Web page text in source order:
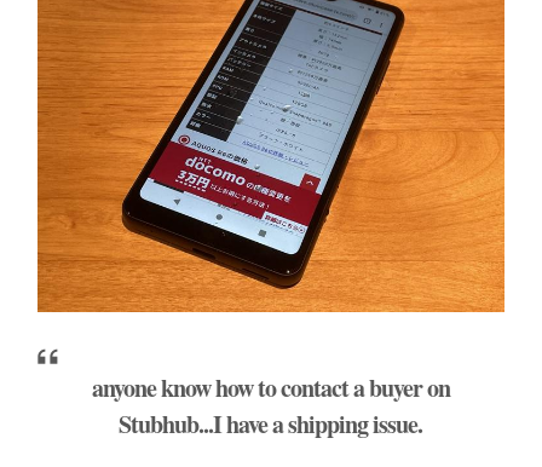
anyone know how to contact a buyer on
Stubhub...I have a shipping issue.